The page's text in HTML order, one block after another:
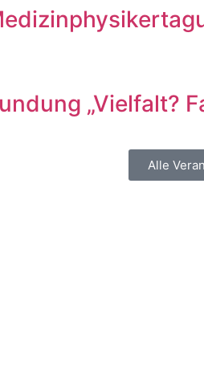
„Vielfalt?
Alle